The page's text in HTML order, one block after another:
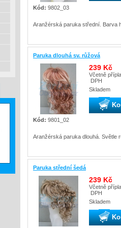
Kód: 9802_03
Aranžérská paruka střední. Barva
Paruka dlouhá sv. růžová
239 Kč
Včetně
DPH
Skladem
Kód: 9801_02
Aranžérská paruka dlouhá. Světle
Paruka střední šedá
239 Kč
Včetně
DPH
Skladem